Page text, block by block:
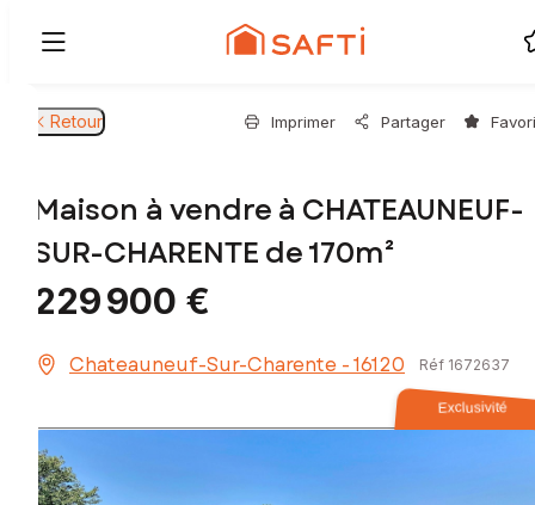
Retour Imprimer Partager
Maison à vendre à CHATEAUNEUF-
SUR-CHARENTE de 170m²
229 900 €
Chateauneuf-Sur-Charente - 16120 Réf 1672637
Exclusivité